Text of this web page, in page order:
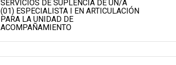
SERVICIOS DE SUPLENCIA DE UN/A
(01) ESPECIALISTA I EN ARTICULACIÓN
PARA LA UNIDAD DE
ACOMPAÑAMIENTO